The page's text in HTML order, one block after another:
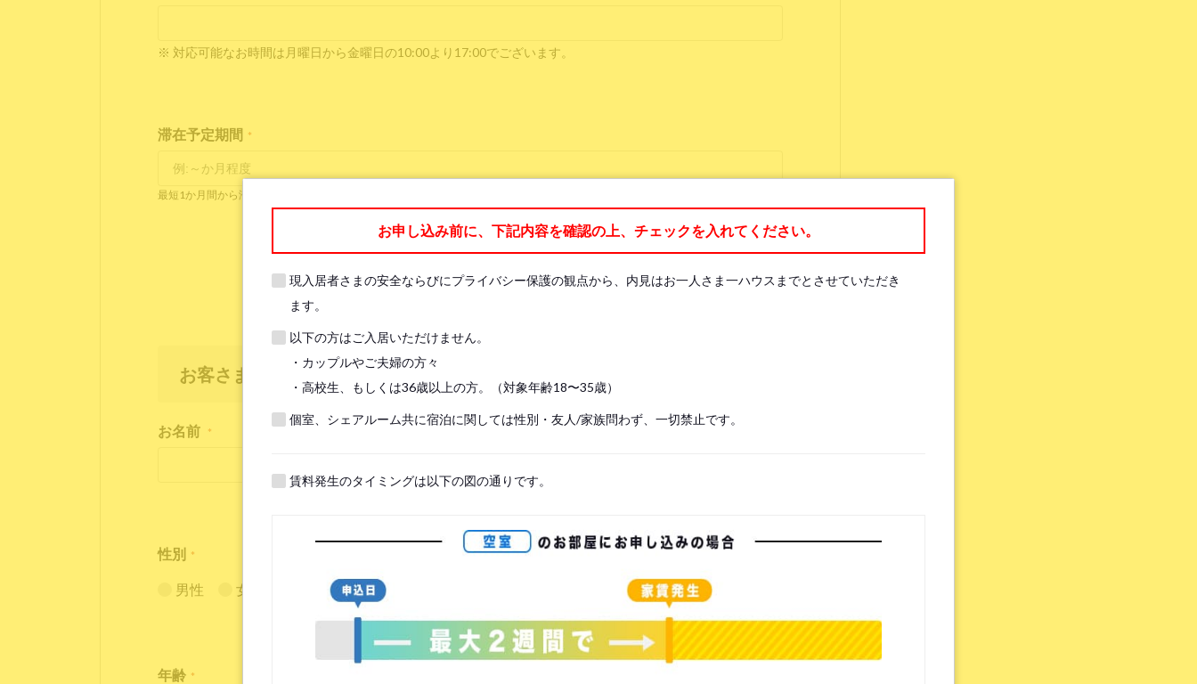
※ 対応可能なお時間は月曜日から金曜日の10:00より17:00でございます。
滞在予定期間 *
最短1か月間から滞在可能です。
お客さま情報
お名前 *
性別 *
男性 女性
年齢 *
お申し込み前に、下記内容を確認の上、チェックを入れてください。
現入居者さまの安全ならびにプライバシー保護の観点から、内見はお一人さま一ハウスまでとさせていただき
ます。
以下の方はご入居いただけません。
・カップルやご夫婦の方々
・高校生、もしくは36歳以上の方。（対象年齢18〜35歳）
個室、シェアルーム共に宿泊に関しては性別・友人/家族問わず、一切禁止です。
賃料発生のタイミングは以下の図の通りです。